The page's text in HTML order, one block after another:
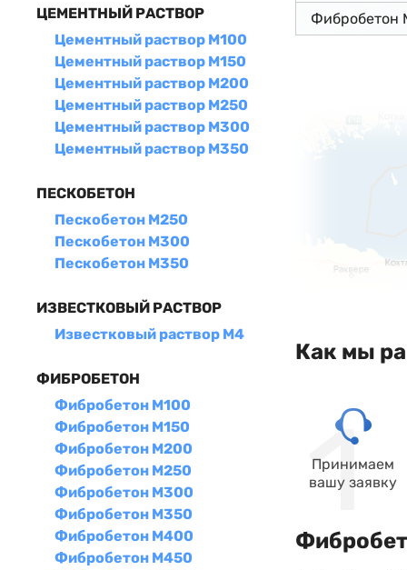
ЦЕМЕНТНЫЙ РАСТВОР
Цементный раствор М100
Цементный раствор М150
Цементный раствор М200
Цементный раствор М250
Цементный раствор М300
Цементный раствор М350
ПЕСКОБЕТОН
Пескобетон М250
Пескобетон М300
Пескобетон М350
ИЗВЕСТКОВЫЙ РАСТВОР
Известковый раствор М4
ФИБРОБЕТОН
Фибробетон М100
Фибробетон М150
Фибробетон М200
Фибробетон М250
Фибробетон М300
Фибробетон М350
Фибробетон М400
Фибробетон М450
Фибробетон
Как мы
Принимаем
вашу заявку